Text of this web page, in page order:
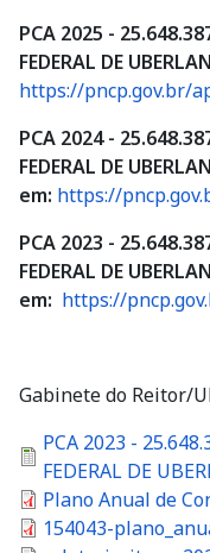
PCA 2025 -
FEDERAL DE
https://pncp.gov.br/
PCA 2024 -
FEDERAL DE
em: https://
PCA 2023 -
FEDERAL DE
em: https://
Gabinete do Reitor/
Documento
PCA 2023 -
FEDERAL DE
Documento
Plano Anual de
Documento
154043-